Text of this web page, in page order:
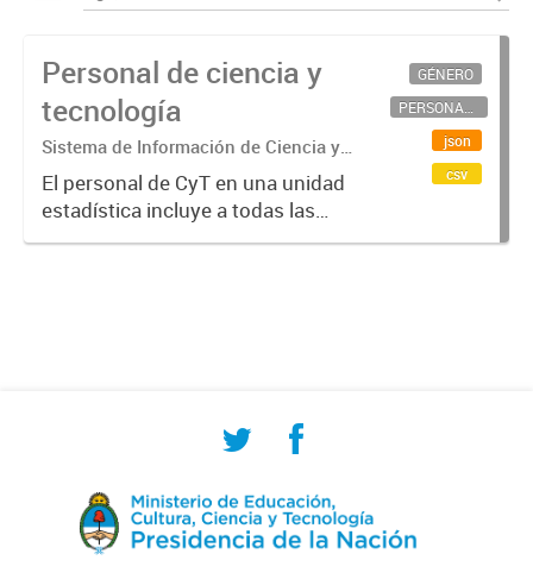
Personal de ciencia y
tecnología
Sistema de Información de Ciencia y
Tecnología Argentino (SICYTAR)
El personal de CyT en una unidad
estadística incluye a todas las
personas involucradas
GÉNERO
PERSONAL CIENTÍFICO-TECNOLÓGICO
json
csv